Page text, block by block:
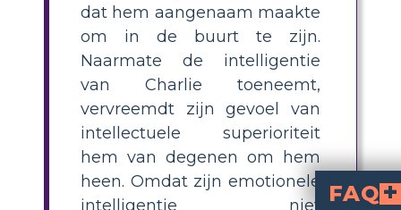
dat hem aangenaam maakte
om in de buurt te zijn.
Naarmate de intelligentie
van Charlie toeneemt,
vervreemdt zijn gevoel van
intellectuele superioriteit
hem van degenen om hem
heen. Omdat zijn emotionele
intelligentie niet
FAQ